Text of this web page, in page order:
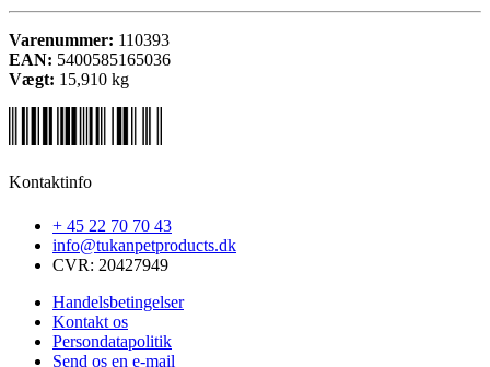
Varenummer: 110393
EAN: 5400585165036
Vægt: 15,910 kg
Kontaktinfo
+ 45 22 70 70 43
info@tukanpetproducts.dk
CVR: 20427949
Handelsbetingelser
Kontakt os
Persondatapolitik
Send os en e-mail